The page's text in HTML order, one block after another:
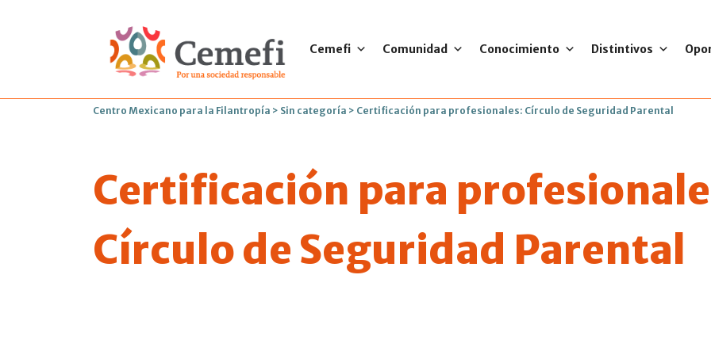
Cemefi Comunidad Conocimiento Distintivos
Centro Mexicano para la Filantropía > Sin categoría > Certificación para profesionales: Círculo de Seguridad Parental
Certificación para
Círculo de Seguridad Parental